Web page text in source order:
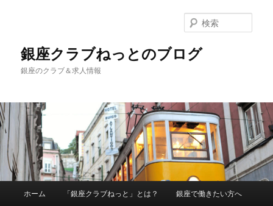
銀座クラブねっとのブログ
銀座のクラブ＆求人情報
索
メインコンテンツへ移動
ホーム 「銀座クラブねっと」とは？ 銀座で働きたい方へ